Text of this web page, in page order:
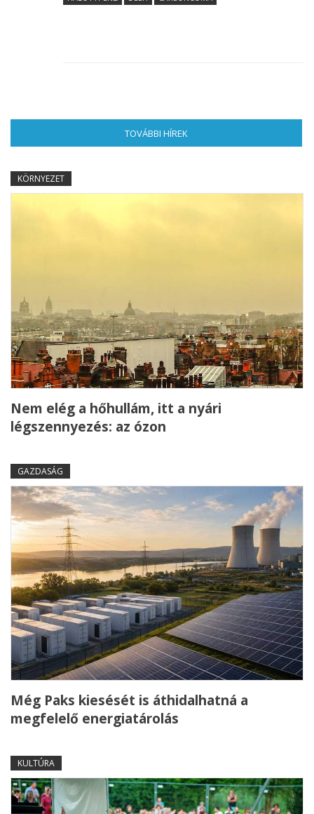
TOVÁBBI HÍREK
KÖRNYEZET
Nem elég a hőhullám, itt a nyári
légszennyezés: az ózon
GAZDASÁG
Még Paks kiesését is áthidalhatná a
megfelelő energiatárolás
KULTÚRA